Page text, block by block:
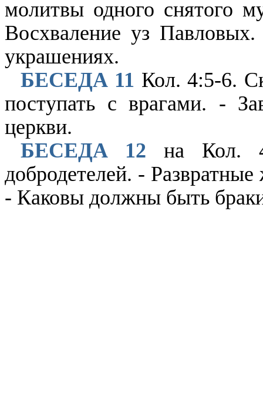
молитвы одного снятого
Восхваление уз
украшениях.
БЕСЕДА 11 Кол. 4:5-6.
поступать с врагами. -
церкви.
БЕСЕДА 12 на Кол.
добродетелей. -
- Каковы должны быть